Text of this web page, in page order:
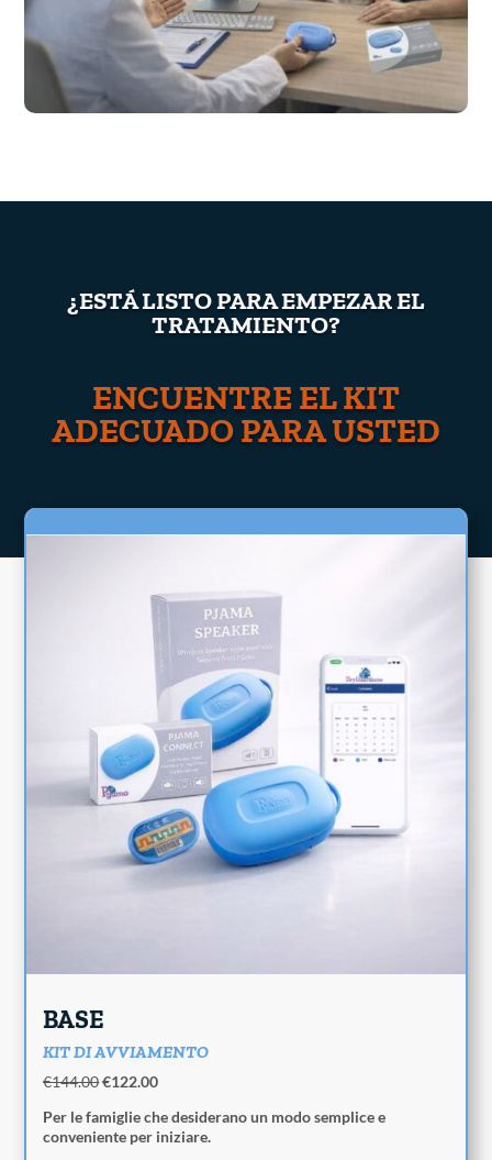
¿ESTÁ LISTO PARA EMPEZAR EL
TRATAMIENTO?
ENCUENTRE EL KIT
ADECUADO PARA USTED
BASE
KIT DI AVVIAMENTO
€144.00€122.00
Per le famiglie che desiderano un modo semplice e
conveniente per iniziare.